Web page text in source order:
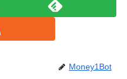
Money1Bot